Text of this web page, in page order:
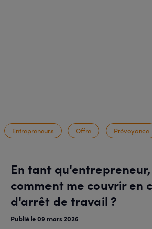
Entrepreneurs Offre Prévoyance
En tant qu'entrepreneur,
comment me couvrir en
d'arrêt de travail ?
Publié le 09 mars 2026